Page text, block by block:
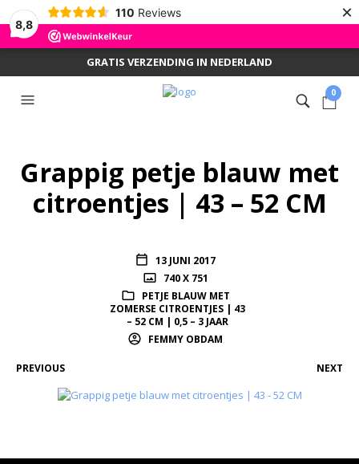
8,8
110 Reviews ×
GRATIS VERZENDING IN NEDERLAND
0
Grappig petje blauw met
citroentjes | 43 – 52 CM
13 JUNI 2017
740 X 751
PETJE BLAUW MET
ZOMERSE CITROENTJES | 43
– 52 CM | 0,5 – 3 JAAR
FEMMY OBDAM
PREVIOUS NEXT